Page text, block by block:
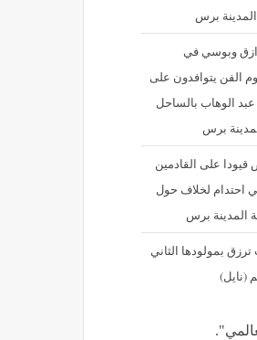
برس
وبوسي في
الفن يتوافدون على
الوهاب بالساحل
برس
قيودا على القادمين
احتدام لخلاف حول
المدينة برس
بمولودها الثاني
(نايل)